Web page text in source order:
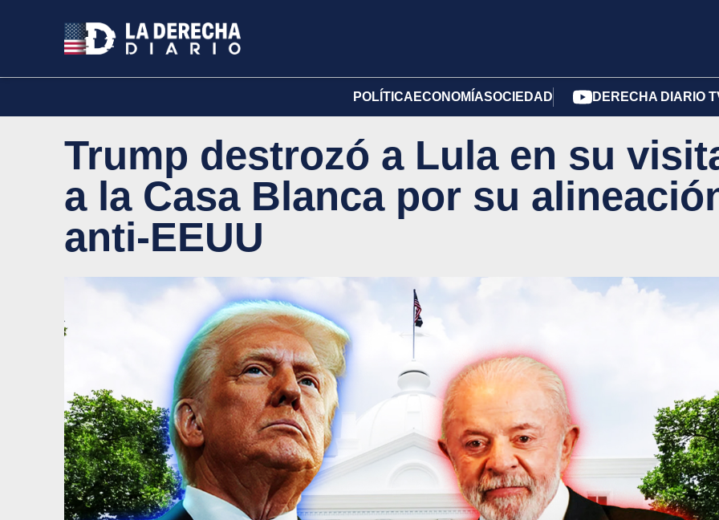
POLÍTICA ECONOMÍASOCIEDAD DERECHA DIARIO
Trump destrozó a Lula en su
a la Casa Blanca por su
anti-EEUU